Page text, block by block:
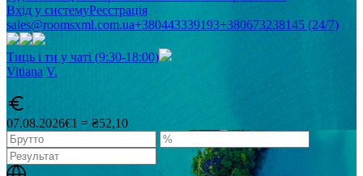
Вхід у системуРеєстрація
sales@roomsxml.com.ua+380443339193+380673238145 (24/7)
Тиць і ти у чаті (9:30-18:00)
Vitiana V.
07.08.2026€1 = ₴52,10